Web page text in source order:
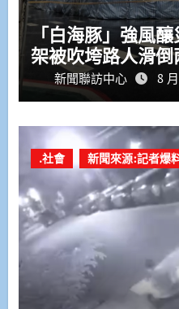
「白海豚」強風
架被吹垮路人滑倒
新聞聯訪中心 8
.社會 新聞來源:記者爆